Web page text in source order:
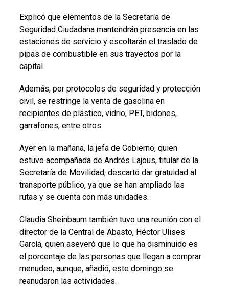
Explicó que elementos de la Secretaría de
Seguridad Ciudadana mantendrán presencia en las
estaciones de servicio y escoltarán el traslado de
pipas de combustible en sus trayectos por la
capital.
Además, por protocolos de seguridad y protección
civil, se restringe la venta de gasolina en
recipientes de plástico, vidrio, PET, bidones,
garrafones, entre otros.
Ayer en la mañana, la jefa de Gobierno, quien
estuvo acompañada de Andrés Lajous, titular de la
Secretaría de Movilidad, descartó dar gratuidad al
transporte público, ya que se han ampliado las
rutas y se cuenta con más unidades.
Claudia Sheinbaum también tuvo una reunión con el
director de la Central de Abasto, Héctor Ulises
García, quien aseveró que lo que ha disminuido es
el porcentaje de las personas que llegan a comprar
menudeo, aunque, añadió, este domingo se
reanudaron las actividades.